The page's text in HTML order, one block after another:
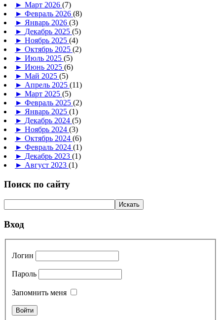
► Март 2026 (7)
► Февраль 2026 (8)
► Январь 2026 (3)
► Декабрь 2025 (5)
► Ноябрь 2025 (4)
► Октябрь 2025 (2)
► Июль 2025 (5)
► Июнь 2025 (6)
► Май 2025 (5)
► Апрель 2025 (11)
► Март 2025 (5)
► Февраль 2025 (2)
► Январь 2025 (1)
► Декабрь 2024 (5)
► Ноябрь 2024 (3)
► Октябрь 2024 (6)
► Февраль 2024 (1)
► Декабрь 2023 (1)
► Август 2023 (1)
Поиск по сайту
Вход
Логин
Пароль
Запомнить меня